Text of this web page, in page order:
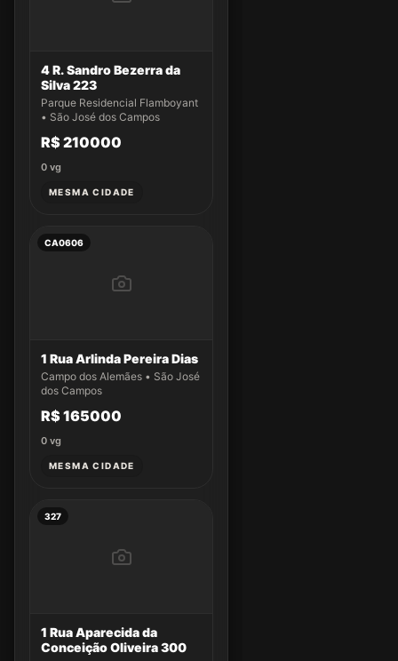
4 R. Sandro Bezerra da
Silva 223
Parque Residencial Flamboyant
• São José dos Campos
R$ 210000
0 vg
MESMA CIDADE
CA0606
1 Rua Arlinda Pereira Dias
Campo dos Alemães • São José
dos Campos
R$ 165000
0 vg
MESMA CIDADE
327
1 Rua Aparecida da
Conceição Oliveira 300